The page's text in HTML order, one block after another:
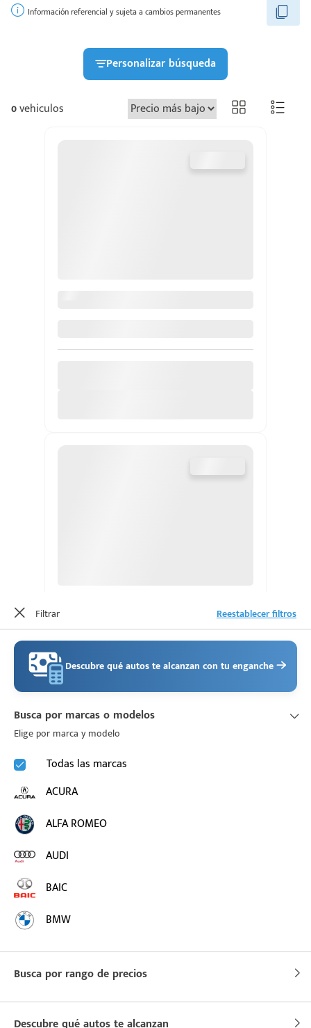
Ingresar
Filtrar Reestablecer filtros
Descubre qué autos te alcanzan con tu enganche
Busca por marcas o modelos
Elige por marca y modelo
Todas las marcas
ACURA
ALFA ROMEO
AUDI
BAIC
BMW
BUICK
BYD
CADILLAC
Busca por rango de precios
Descubre qué autos te alcanzan
Información referencial y sujeta a cambios permanentes
Personalizar búsqueda
0vehiculos